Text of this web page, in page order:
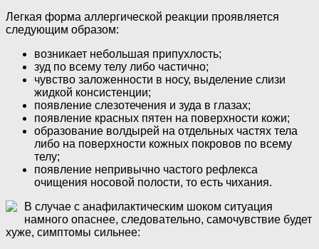
Легкая форма аллергической реакции проявляется
следующим образом:
возникает небольшая припухлость;
зуд по всему телу либо частично;
чувство заложенности в носу, выделение слизи
жидкой консистенции;
появление слезотечения и зуда в глазах;
появление красных пятен на поверхности кожи;
образование волдырей на отдельных частях тела
либо на поверхности кожных покровов по всему
телу;
появление непривычно частого рефлекса
очищения носовой полости, то есть чихания.
В случае с анафилактическим шоком ситуация
намного опаснее, следовательно, самочувствие будет
хуже, симптомы сильнее: